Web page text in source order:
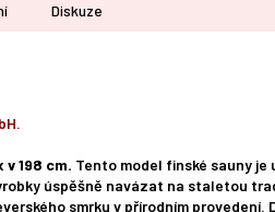
Diskuze
v 198 cm. Tento model finské sauny
úspěšně navázat na staletou
smrku v přírodním